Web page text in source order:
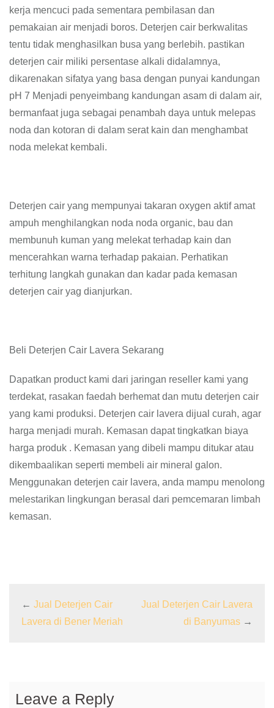
kerja mencuci pada sementara pembilasan dan
pemakaian air menjadi boros. Deterjen cair berkwalitas
tentu tidak menghasilkan busa yang berlebih. pastikan
deterjen cair miliki persentase alkali didalamnya,
dikarenakan sifatya yang basa dengan punyai kandungan
pH 7 Menjadi penyeimbang kandungan asam di dalam air,
bermanfaat juga sebagai penambah daya untuk melepas
noda dan kotoran di dalam serat kain dan menghambat
noda melekat kembali.
Deterjen cair yang mempunyai takaran oxygen aktif amat
ampuh menghilangkan noda noda organic, bau dan
membunuh kuman yang melekat terhadap kain dan
mencerahkan warna terhadap pakaian. Perhatikan
terhitung langkah gunakan dan kadar pada kemasan
deterjen cair yag dianjurkan.
Beli Deterjen Cair Lavera Sekarang
Dapatkan product kami dari jaringan reseller kami yang
terdekat, rasakan faedah berhemat dan mutu deterjen cair
yang kami produksi. Deterjen cair lavera dijual curah, agar
harga menjadi murah. Kemasan dapat tingkatkan biaya
harga produk . Kemasan yang dibeli mampu ditukar atau
dikembaalikan seperti membeli air mineral galon.
Menggunakan deterjen cair lavera, anda mampu menolong
melestarikan lingkungan berasal dari pemcemaran limbah
kemasan.
← Jual Deterjen Cair
Lavera di Bener Meriah
Jual Deterjen Cair Lavera
di Banyumas →
Leave a Reply